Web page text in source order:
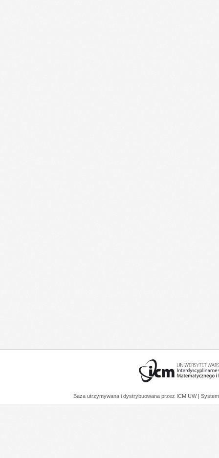
Baza utrzymywana i dystrybuowana przez ICM UW |